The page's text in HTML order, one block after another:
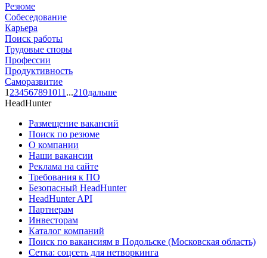
Резюме
Собеседование
Карьера
Поиск работы
Трудовые споры
Профессии
Продуктивность
Саморазвитие
1 234567891011 ...210дальше
HeadHunter
Размещение вакансий
Поиск по резюме
О компании
Наши вакансии
Реклама на сайте
Требования к ПО
Безопасный HeadHunter
HeadHunter API
Партнерам
Инвесторам
Каталог компаний
Поиск по вакансиям в Подольске (Московская область)
Сетка: соцсеть для нетворкинга